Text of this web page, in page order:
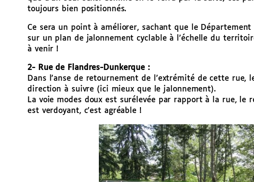
toujours bien positionnés.
Ce sera un point à améliorer, sachant que le
sur un plan de jalonnement cyclable à l’échelle du
à venir !
2- Rue de Flandres-Dunkerque :
Dans l’anse de retournement de l’extrémité de cette
direction à suivre (ici mieux que le jalonnement).
La voie modes doux est surélevée par rapport à la rue, le
est verdoyant, c’est agréable !